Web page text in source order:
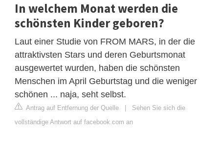
In welchem Monat werden die
schönsten Kinder geboren?
Laut einer Studie von FROM MARS, in der die
attraktivsten Stars und deren Geburtsmonat
ausgewertet wurden, haben die schönsten
Menschen im April Geburtstag und die weniger
schönen ... naja, seht selbst.
Antrag auf Entfernung der Quelle
Sehen Sie sich die
vollständige Antwort auf facebook.com an